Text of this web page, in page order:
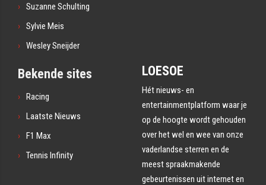
Suzanne Schulting
Sylvie Meis
Wesley Sneijder
Bekende sites
Racing
Laatste Nieuws
F1 Max
Tennis Infinity
LOESOE
Hét nieuws- en
entertainmentplatform waar je
op de hoogte wordt gehouden
over het wel en wee van onze
vaderlandse sterren en de
meest spraakmakende
gebeurtenissen uit internet en